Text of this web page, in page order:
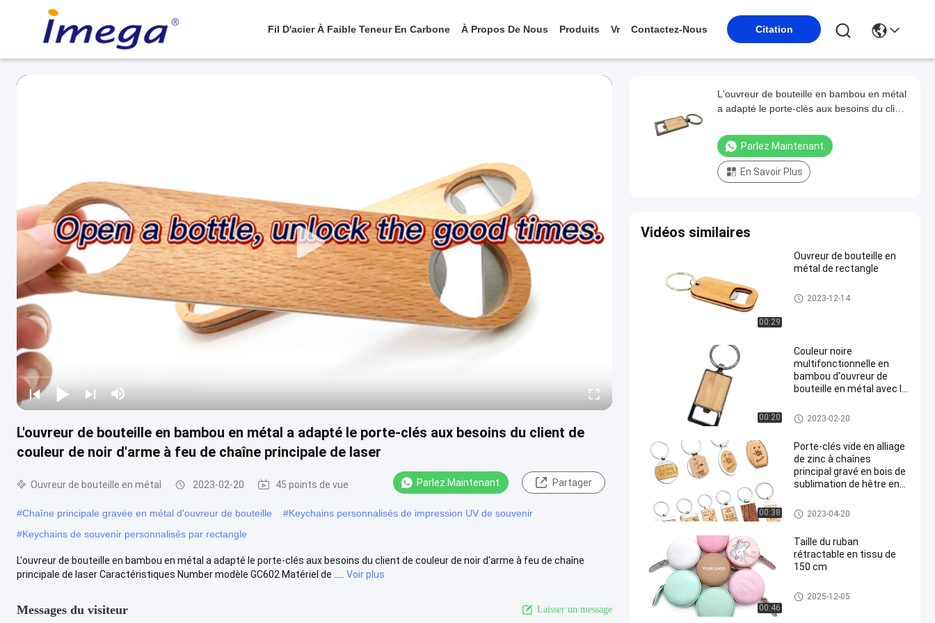
Fil D'acier À Faible Teneur En Carbone À Propos De Nous Produits Vr Contactez-Nous Citation
L'ouvreur de bouteille en bambou en métal a adapté le porte-clés aux besoins du client de
couleur de noir d'arme à feu de chaîne principale de laser
Ouvreur de bouteille en métal 2023-02-20 45 points de vue Parlez Maintenant. Partager
#Chaîne principale gravée en métal d'ouvreur de bouteille #Keychains personnalisés de impression UV de souvenir
#Keychains de souvenir personnalisés par rectangle
L'ouvreur de bouteille en bambou en métal a adapté le porte-clés aux besoins du client de couleur de noir d'arme à feu de chaîne
principale de laser Caractéristiques Number modèle GC602 Matériel de .....
Voir plus
Messages du visiteur Laisser un message
L'ouvreur de bouteille en bambou en métal
a adapté le porte-clés aux besoins du client
principale de laser
Parlez Maintenant.
En Savoir Plus
Vidéos similaires
00:29
Ouvreur de bouteille en
métal de rectangle
Ouvreur de bouteille en métal
2023-12-14
00:20
Couleur noire
multifonctionnelle en
bambou d'ouvreur de
bouteille en métal avec le
zinc
Ouvreur de bouteille en métal
2023-02-20
00:38
Porte-clés vide en alliage
de zinc à chaînes
principal gravé en bois de
sublimation de hêtre en
Gravure à chaînes principale e
n bois
2023-04-20
00:46
Taille du ruban
rétractable en tissu de
150 cm
Ruban métrique escamotable
2025-12-05